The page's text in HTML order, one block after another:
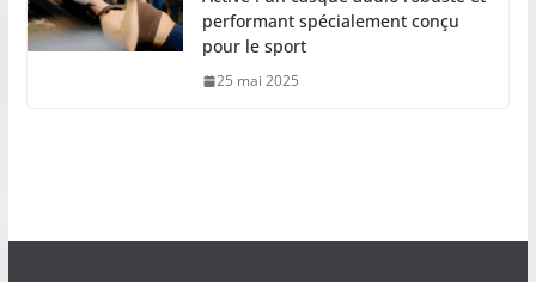
performant spécialement conçu
pour le sport
25 mai 2025